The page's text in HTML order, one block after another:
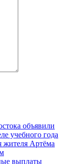
объявили
учебного года
жителя Артёма
выплаты